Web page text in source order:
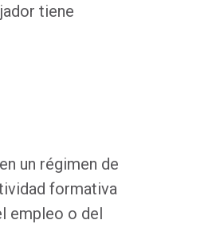
tiene
un régimen de
formativa
empleo o del